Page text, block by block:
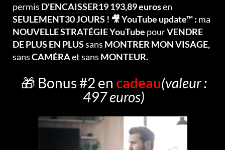
permis D'ENCAISSER19 193,89 eurosen
SEULEMENT30 JOURS ! 🎥 YouTube update™ : ma
NOUVELLE STRATÉGIE YouTube pourVENDRE
DE PLUS EN PLUSsans MONTRER MON VISAGE,
sansCAMÉRAet sans MONTEUR.
🎁 Bonus #2 en cadeau(valeur :
497 euros)